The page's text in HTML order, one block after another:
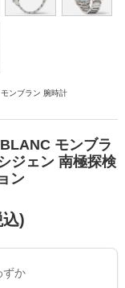
モンブラン 腕時計
モンブラ
ジェン 南極探検
ン
)
ずか